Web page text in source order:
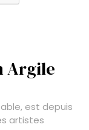
Argile
est depuis
artistes